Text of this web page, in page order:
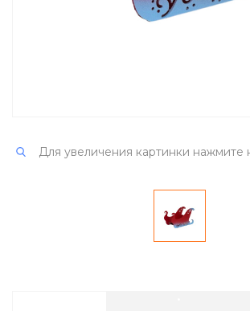
Для увеличения картинки нажмите